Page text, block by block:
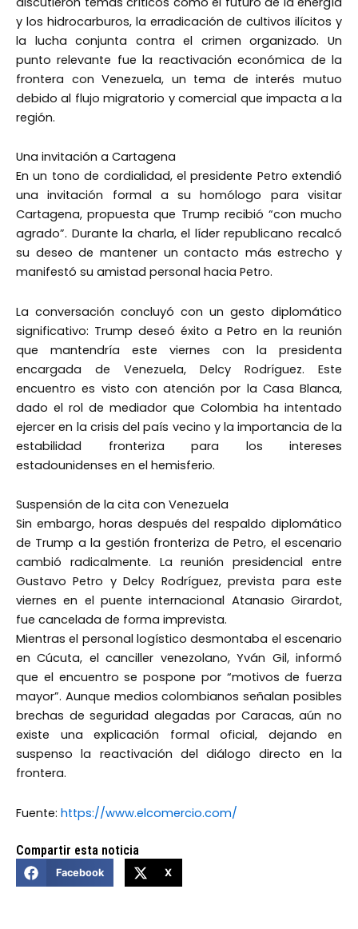
y los hidrocarburos, la erradicación de cultivos ilícitos y
la lucha conjunta contra el crimen organizado. Un
punto relevante fue la reactivación económica de la
frontera con Venezuela, un tema de interés mutuo
debido al flujo migratorio y comercial que impacta a la
región.
Una invitación a Cartagena
En un tono de cordialidad, el presidente Petro extendió
una invitación formal a su homólogo para visitar
Cartagena, propuesta que Trump recibió “con mucho
agrado”. Durante la charla, el líder republicano recalcó
su deseo de mantener un contacto más estrecho y
manifestó su amistad personal hacia Petro.
La conversación concluyó con un gesto diplomático
significativo: Trump deseó éxito a Petro en la reunión
que mantendría este viernes con la presidenta
encargada de Venezuela, Delcy Rodríguez. Este
encuentro es visto con atención por la Casa Blanca,
dado el rol de mediador que Colombia ha intentado
ejercer en la crisis del país vecino y la importancia de la
estabilidad fronteriza para los intereses
estadounidenses en el hemisferio.
Suspensión de la cita con Venezuela
Sin embargo, horas después del respaldo diplomático
de Trump a la gestión fronteriza de Petro, el escenario
cambió radicalmente. La reunión presidencial entre
Gustavo Petro y Delcy Rodríguez, prevista para este
viernes en el puente internacional Atanasio Girardot,
fue cancelada de forma imprevista.
Mientras el personal logístico desmontaba el escenario
en Cúcuta, el canciller venezolano, Yván Gil, informó
que el encuentro se pospone por “motivos de fuerza
mayor”. Aunque medios colombianos señalan posibles
brechas de seguridad alegadas por Caracas, aún no
existe una explicación formal oficial, dejando en
suspenso la reactivación del diálogo directo en la
frontera.
Fuente: https://www.elcomercio.com/
Compartir esta noticia
Facebook X